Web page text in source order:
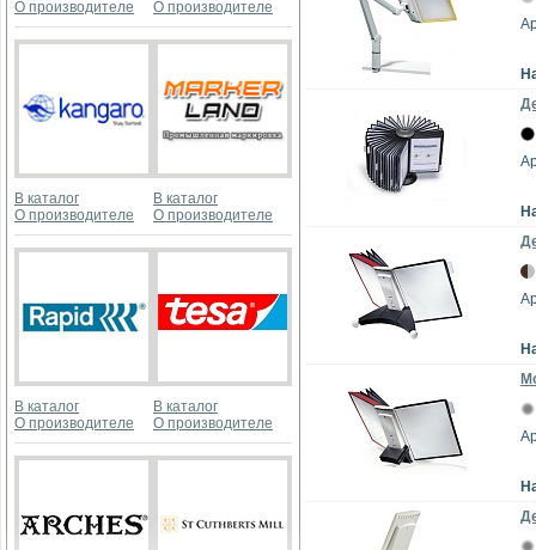
О производителе
О производителе
В каталог
О производителе
В каталог
О производителе
В каталог
О производителе
В каталог
О производителе